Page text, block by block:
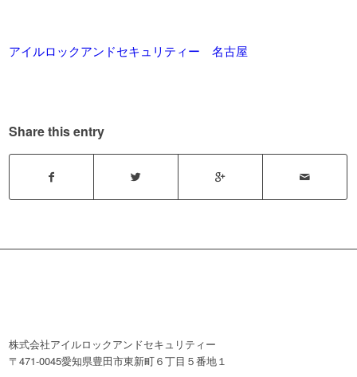
アイルロックアンドセキュリティー 名古屋
Share this entry
株式会社アイルロックアンドセキュリティー
〒471-0045愛知県豊田市東新町６丁目５番地１